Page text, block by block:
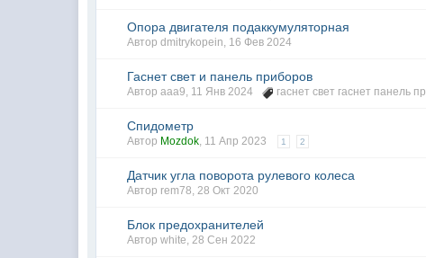
Опора двигателя подаккумуляторная
Авторdmitrykopein, 16 Фев 2024
Гаснет свет и панель приборов
Авторaaa9, 11 Янв 2024 гаснет свет гаснет панель пр
Спидометр
Автор Mozdok, 11 Апр 2023 1 2
Датчик угла поворота рулевого колеса
Автор rem78,28 Окт 2020
Блок предохранителей
Авторwhite,28 Сен 2022